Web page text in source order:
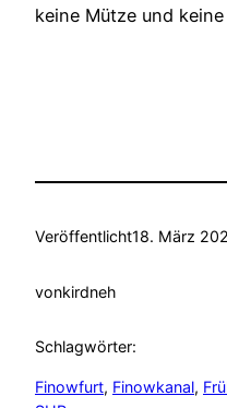
keine Mütze und
Veröffentlicht18. März
vonkirdneh
Schlagwörter:
Finowfurt, Finowkanal,